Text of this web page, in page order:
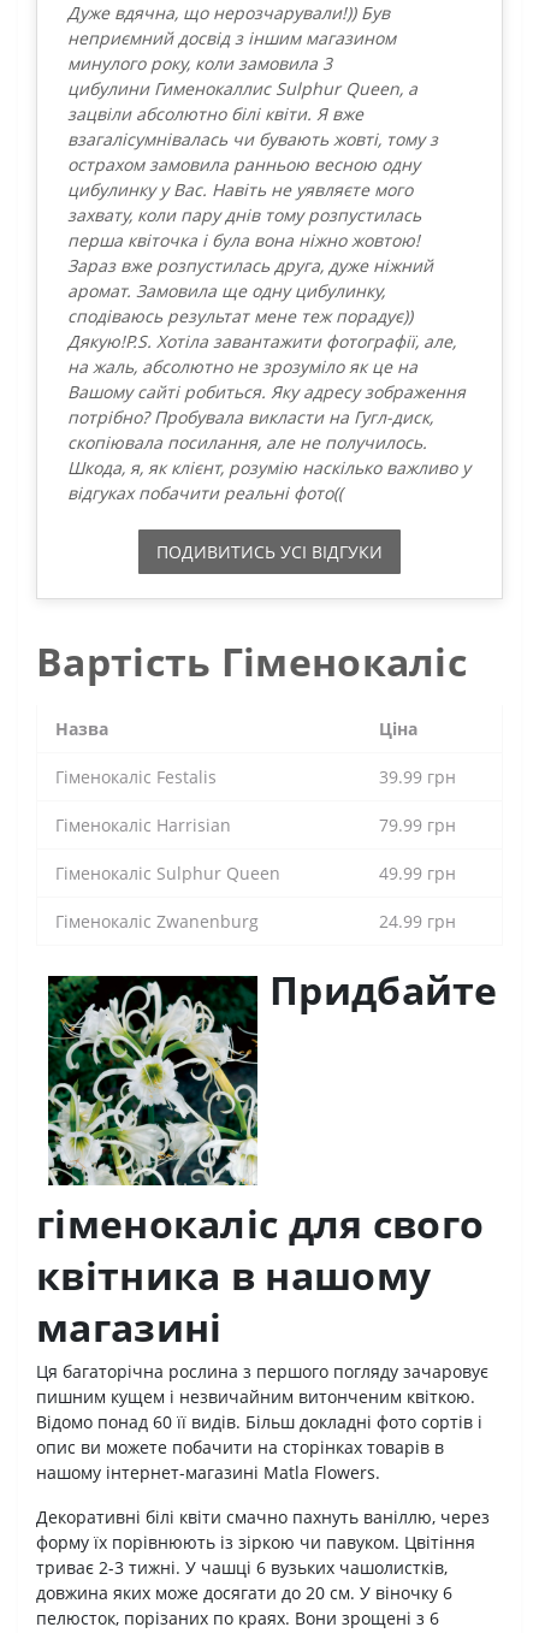
Дуже вдячна, що нерозчарували!)) Був
неприємний досвід з іншим магазином
минулого року, коли замовила 3
цибулини Гименокаллис Sulphur Queen, а
зацвіли абсолютно білі квіти. Я вже
взагалісумнівалась чи бувають жовті, тому з
острахом замовила ранньою весною одну
цибулинку у Вас. Навіть не уявляєте мого
захвату, коли пару днів тому розпустилась
перша квіточка і була вона ніжно жовтою!
Зараз вже розпустилась друга, дуже ніжний
аромат. Замовила ще одну цибулинку,
сподіваюсь результат мене теж порадує))
Дякую!P.S. Хотіла завантажити фотографії, але,
на жаль, абсолютно не зрозуміло як це на
Вашому сайті робиться. Яку адресу зображення
потрібно? Пробувала викласти на Гугл-диск,
скопіювала посилання, але не получилось.
Шкода, я, як клієнт, розумію наскілько важливо у
відгуках побачити реальні фото((
ПОДИВИТИСЬ УСI ВIДГУКИ
Вартість Гіменокаліс
Назва Ціна
Гіменокаліс Festalis 39.99 грн
Гіменокаліс Harrisian 79.99 грн
Гіменокаліс Sulphur Queen 49.99 грн
Гіменокаліс Zwanenburg 24.99 грн
Придбайте
гіменокаліс для свого
квітника в нашому
магазині
Ця багаторічна рослина з першого погляду зачаровує
пишним кущем і незвичайним витонченим квіткою.
Відомо понад 60 її видів. Більш докладні фото сортів і
опис ви можете побачити на сторінках товарів в
нашому інтернет-магазині Matla Flowers.
Декоративні білі квіти смачно пахнуть ваніллю, через
форму їх порівнюють із зіркою чи павуком. Цвітіння
триває 2-3 тижні. У чашці 6 вузьких чашолистків,
довжина яких може досягати до 20 см. У віночку 6
пелюсток, порізаних по краях. Вони зрощені з 6